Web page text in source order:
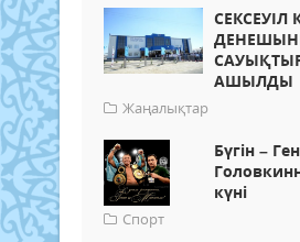
СЕКСЕУІЛ
АШЫЛДЫ
Жаңалықтар
Бүгін –
күні
Спорт